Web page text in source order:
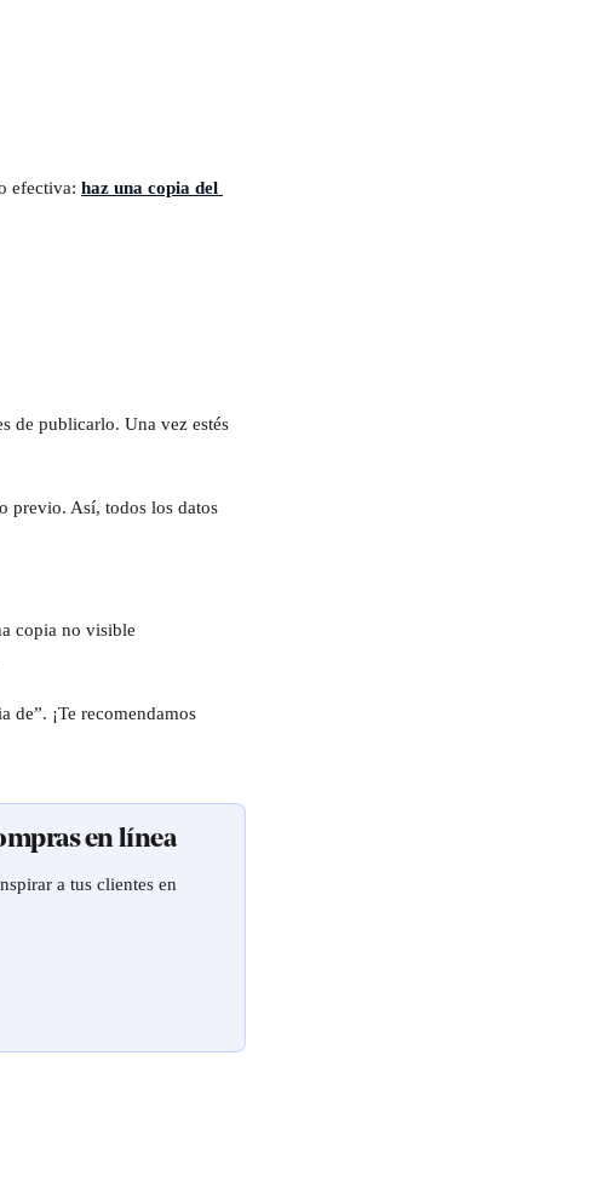
efectiva: haz una copia del
de publicarlo. Una vez estés
previo. Así, todos los datos
copia no visible
¡Te recomendamos
en línea
a tus clientes en